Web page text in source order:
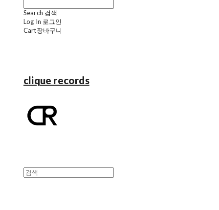
Search 검색
Log In 로그인
Cart장바구니
clique records